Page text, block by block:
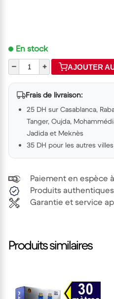
En stock
–
+ AJOUTER
Frais de livraison:
25 DH sur Casablanca,
Tanger, Oujda,
Jadida et Meknès
35 DH pour les autres
Paiement en espèce
Produits authentiques
Garantie et service
Produits similaires